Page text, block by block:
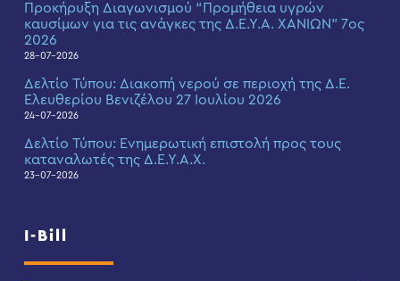
Προκήρυξη Διαγωνισμού “Προμήθεια υγρών
καυσίμων για τις ανάγκες της Δ.Ε.Υ.Α. ΧΑΝΙΩΝ” 7ος
2026
28-07-2026
Δελτίο Τύπου: Διακοπή νερού σε περιοχή της Δ.Ε.
Ελευθερίου Βενιζέλου 27 Ιουλίου 2026
24-07-2026
Δελτίο Τύπου: Eνημερωτική επιστολή προς τους
καταναλωτές της Δ.Ε.Υ.Α.Χ.
23-07-2026
I-Bill